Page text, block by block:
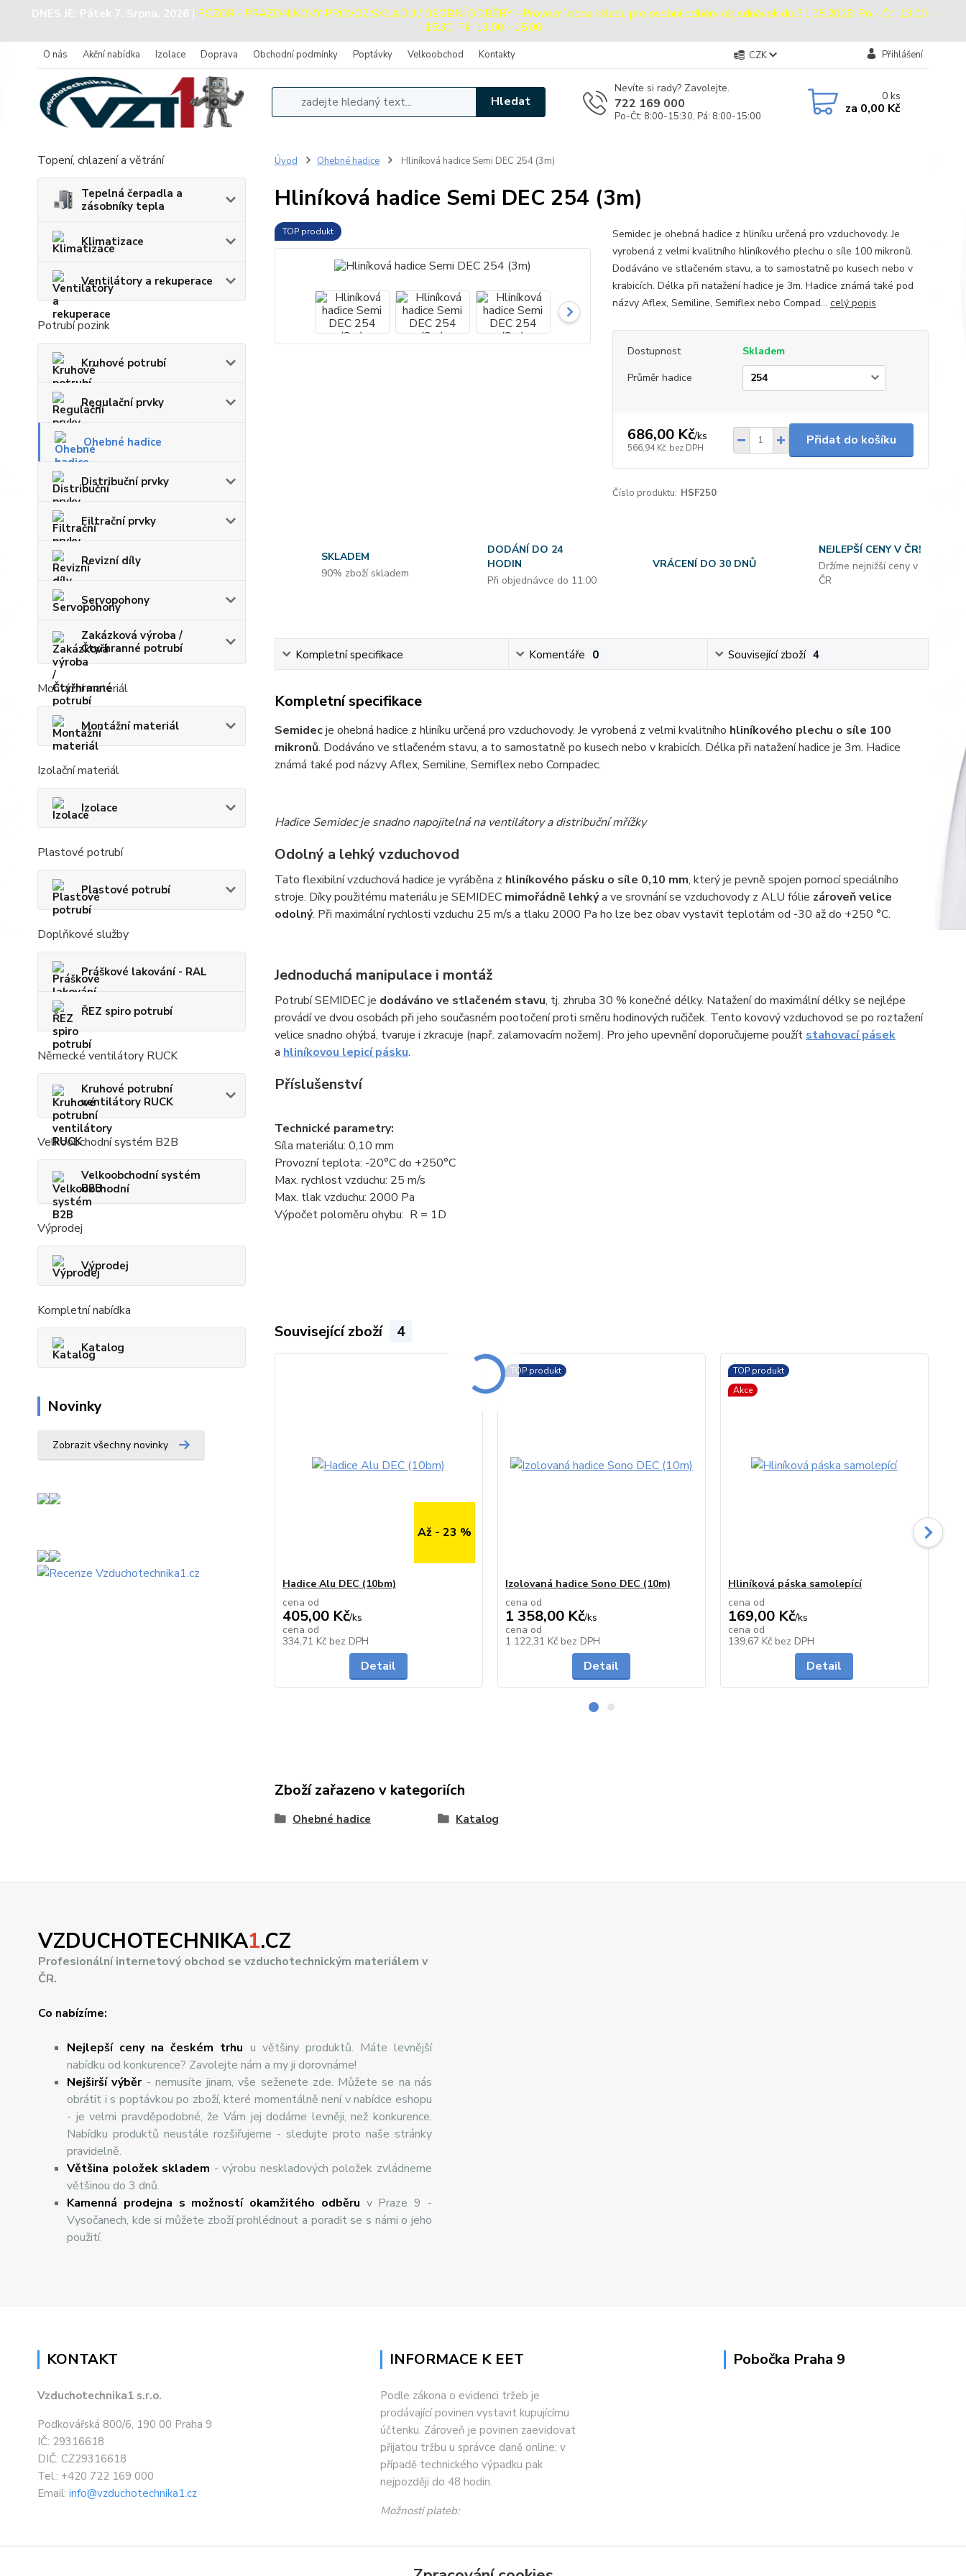
DNES JE: Pátek 7. Srpna, 2026 | POZOR - PRÁZDNINOVÝ PROVOZ SKLADU / OSOBNÍ ODBĚRY - Provozní doba skladu pro osobní odběry objednávek do 31.08.2026: Po - Čt: 13:00 -
15:30, Pá: 13:00 - 15:00
O nás Akční nabídka Izolace Doprava Obchodní podmínky Poptávky Velkoobchod Kontakty CZK Přihlášení
Hledat
Nevíte si rady? Zavolejte.
722 169 000
Po-Čt: 8:00-15:30, Pá: 8:00-15:00
0ks
za 0,00 Kč
Topení, chlazení a větrání
Tepelná čerpadla a
zásobníky tepla
Klimatizace
Ventilátory a rekuperace
Potrubí pozink
Kruhové potrubí
Regulační prvky
Ohebné hadice
Distribuční prvky
Filtrační prvky
Revizní díly
Servopohony
Zakázková výroba /
Čtyřhranné potrubí
Montážní materiál
Montážní materiál
Izolační materiál
Izolace
Plastové potrubí
Plastové potrubí
Doplňkové služby
Práškové lakování - RAL
ŘEZ spiro potrubí
Německé ventilátory RUCK
Kruhové potrubní
ventilátory RUCK
Velkoobchodní systém B2B
Velkoobchodní systém
B2B
Výprodej
Výprodej
Kompletní nabídka
Katalog
Novinky
Zobrazit všechny novinky
Úvod Ohebné hadice Hliníková hadice Semi DEC 254 (3m)
Hliníková hadice Semi DEC 254 (3m)
TOP produkt
Semidec je ohebná hadice z hliníku určená pro vzduchovody. Je
vyrobená z velmi kvalitního hliníkového plechu o síle 100 mikronů.
Dodáváno ve stlačeném stavu, a to samostatně po kusech nebo v
krabicích. Délka při natažení hadice je 3m. Hadice známá také pod
názvy Aflex, Semiline, Semiflex nebo Compad... celý popis
Dostupnost
Skladem
Průměr hadice
686,00 Kč/ks
566,94 Kč bez DPH
Přidat do košíku
Číslo produktu: HSF250
SKLADEM
90% zboží skladem
DODÁNÍ DO 24
HODIN
Při objednávce do 11:00
VRÁCENÍ DO 30 DNŮ
NEJLEPŠÍ CENY V ČR!
Držíme nejnižší ceny v
ČR
Kompletní specifikace Komentáře 0 Související zboží 4
Kompletní specifikace
Semidecje ohebná hadice z hliníku určená pro vzduchovody. Je vyrobená z velmi kvalitního hliníkového plechu o síle 100
mikronů. Dodáváno ve stlačeném stavu, a to samostatně po kusech nebo v krabicích. Délka při natažení hadice je 3m. Hadice
známá také pod názvy Aflex, Semiline, Semiflex nebo Compadec.
Hadice Semidec je snadno napojitelná na ventilátory a distribuční mřížky
Odolný a lehký vzduchovod
Tato flexibilní vzduchová hadice je vyráběna z hliníkového pásku o síle 0,10 mm, který je pevně spojen pomocí speciálního
stroje. Díky použitému materiálu je SEMIDEC mimořádně lehkýa ve srovnání se vzduchovody z ALU fólie zároveň velice
odolný. Při maximální rychlosti vzduchu 25 m/s a tlaku 2000 Pa ho lze bez obav vystavit teplotám od -30 až do +250 °C.
Jednoduchá manipulace i montáž
Potrubí SEMIDEC je dodáváno ve stlačeném stavu, tj. zhruba 30 % konečné délky. Natažení do maximální délky se nejlépe
provádí ve dvou osobách při jeho současném pootočení proti směru hodinových ručiček. Tento kovový vzduchovod se po roztažení
velice snadno ohýbá, tvaruje i zkracuje (např. zalamovacím nožem). Pro jeho upevnění doporučujeme použít stahovací pásek
a hliníkovou lepicí pásku.
Příslušenství
Technické parametry:
Síla materiálu: 0,10 mm
Provozní teplota: -20°C do +250°C
Max. rychlost vzduchu: 25 m/s
Max. tlak vzduchu: 2000 Pa
Výpočet poloměru ohybu: R = 1D
Související zboží 4
Až - 23 %
Hadice Alu DEC (10bm)
cena od
405,00 Kč/ks
cena od
334,71 Kč bez DPH
Detail
TOP produkt
Izolovaná hadice Sono DEC (10m)
cena od
1 358,00 Kč/ks
cena od
1 122,31 Kč bez DPH
Detail
TOP produkt
Akce
Hliníková páska samolepící
cena od
169,00 Kč/ks
cena od
139,67 Kč bez DPH
Detail
Zboží zařazeno v kategoriích
Ohebné hadice Katalog
VZDUCHOTECHNIKA1.CZ
Profesionální internetový obchod se vzduchotechnickým materiálem v
ČR.
Co nabízíme:
Nejlepší ceny na českém trhu u většiny produktů. Máte levnější
nabídku od konkurence? Zavolejte nám a my ji dorovnáme!
Nejširšívýběr- nemusíte jinam, vše seženete zde. Můžete se na nás
obrátit i s poptávkou po zboží, které momentálně není v nabídce eshopu
- je velmi pravděpodobné, že Vám jej dodáme levněji, než konkurence.
Nabídku produktů neustále rozšiřujeme - sledujte proto naše stránky
pravidelně.
Většina položek skladem - výrobu neskladových položek zvládneme
většinou do 3 dnů.
Kamenná prodejna s možností okamžitého odběru v Praze 9 -
Vysočanech, kde si můžete zboží prohlédnout a poradit se s námi o jeho
použití.
KONTAKT
Vzduchotechnika1 s.r.o.
Podkovářská 800/6, 190 00 Praha 9
IČ: 29316618
DIČ: CZ29316618
Tel.: +420 722 169 000
Email: info@vzduchotechnika1.cz
INFORMACE K EET
Podle zákona o evidenci tržeb je
prodávající povinen vystavit kupujícímu
účtenku. Zároveň je povinen zaevidovat
přijatou tržbu u správce daně online; v
případě technického výpadku pak
nejpozději do 48 hodin.
Možnosti plateb:
Pobočka Praha 9